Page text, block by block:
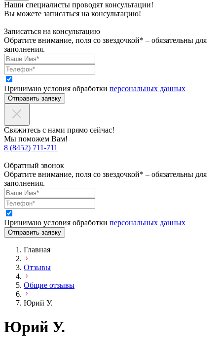
Наши специалисты проводят консультации!
Вы можете записаться на консультацию!
Записаться на консультацию
Обратите внимание, поля со звездочкой* – обязательны для
заполнения.
Принимаю условия обработки персональных данных
Отправить заявку
Свяжитесь с нами прямо сейчас!
Мы поможем Вам!
8 (8452) 711-711
Обратный звонок
Обратите внимание, поля со звездочкой* – обязательны для
заполнения.
Принимаю условия обработки персональных данных
Отправить заявку
Главная
Отзывы
Общие отзывы
Юрий У.
Юрий У.